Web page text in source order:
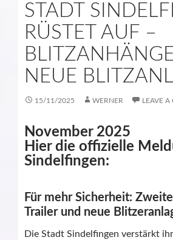
STADT
RÜSTET AUF –
NEUE
15/11/2025 WERNER LEAVE
November 2025
Hier die offizielle
Sindelfingen:
Für mehr Sicherheit:
Trailer und neue
Die Stadt Sindelfingen verstärkt